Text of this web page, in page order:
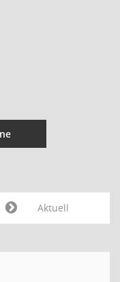
Aktuell